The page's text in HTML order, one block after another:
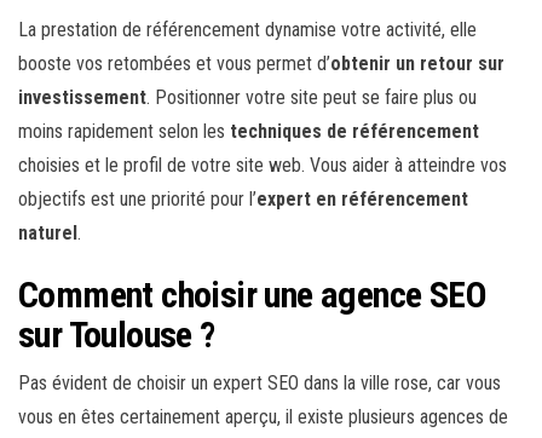
La prestation de référencement dynamise votre activité, elle
booste vos retombées et vous permet d’obtenir un retour sur
investissement. Positionner votre site peut se faire plus ou
moins rapidement selon les techniques de référencement
choisies et le profil de votre site web. Vous aider à atteindre vos
objectifs est une priorité pour l’expert en référencement
naturel.
Comment choisir une agence SEO
sur Toulouse ?
Pas évident de choisir un expert SEO dans la ville rose, car vous
vous en êtes certainement aperçu, il existe plusieurs agences de